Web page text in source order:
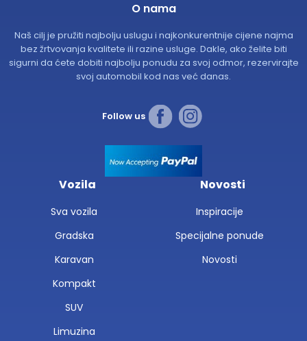
O nama
Naš cilj je pružiti najbolju uslugu i najkonkurentnije cijene najma
bez žrtvovanja kvalitete ili razine usluge. Dakle, ako želite biti
sigurni da ćete dobiti najbolju ponudu za svoj odmor, rezervirajte
svoj automobil kod nas već danas.
Follow us
Vozila
Sva vozila
Gradska
Karavan
Kompakt
SUV
Limuzina
Novosti
Inspiracije
Specijalne ponude
Novosti